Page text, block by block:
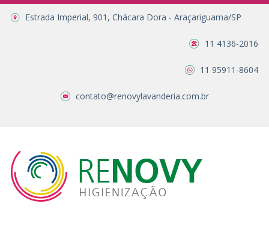
Estrada Imperial, 901, Chácara Dora - Araçariguama/SP
11 4136-2016
11 95911-8604
contato@renovylavanderia.com.br